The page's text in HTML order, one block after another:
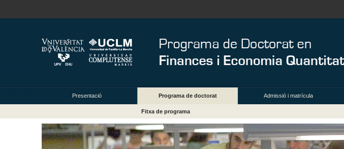
Presentació Programa de doctorat Admissió i matrícula
Fitxa de programa